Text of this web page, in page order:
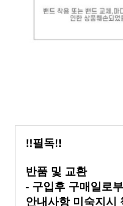
!!필독!!
반품 및 교환